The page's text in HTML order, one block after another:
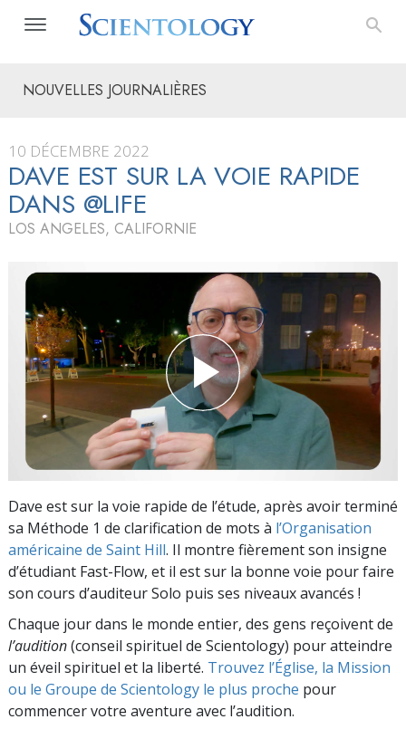
NOUVELLES JOURNALIÈRES
10 DÉCEMBRE 2022
DAVE EST SUR LA VOIE RAPIDE
DANS @LIFE
LOS ANGELES, CALIFORNIE
Dave est sur la voie rapide de l’étude, après avoir terminé
sa Méthode 1 de clarification de mots à l’Organisation
américaine de Saint Hill. Il montre fièrement son insigne
d’étudiant Fast-Flow, et il est sur la bonne voie pour faire
son cours d’auditeur Solo puis ses niveaux avancés !
Chaque jour dans le monde entier, des gens reçoivent de
l’audition(conseil spirituel de Scientology) pour atteindre
un éveil spirituel et la liberté. Trouvez l’Église, la Mission
ou le Groupe de Scientology le plus proche pour
commencer votre aventure avec l’audition.